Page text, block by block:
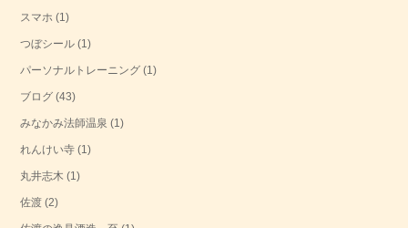
スマホ (1)
つぼシール (1)
パーソナルトレーニング (1)
ブログ (43)
みなかみ法師温泉 (1)
れんけい寺 (1)
丸井志木 (1)
佐渡 (2)